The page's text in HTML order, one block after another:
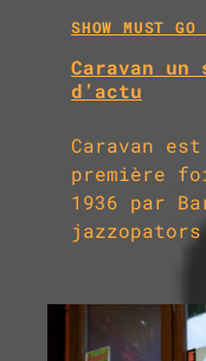
SHOW MUST GO
Caravan
d’actu
Caravan
première
1936 par